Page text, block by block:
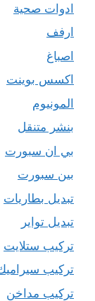
ادوات صحية
ارفف
اصباغ
اكسس بوينت
المونيوم
بنشر متنقل
بي ان سبورت
بين سبورت
تبديل بطاريات
تبديل تواير
تركيب ستلايت
تركيب
تركيب مداخن